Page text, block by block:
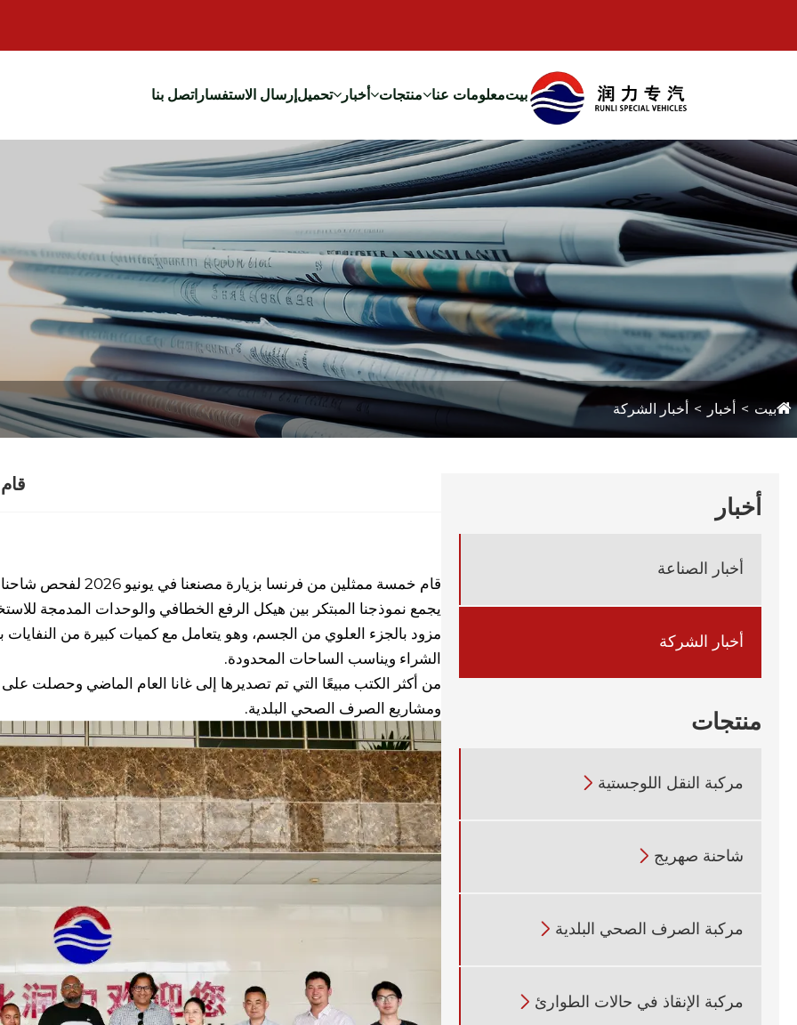
بيتمعلومات عنا منتجات أخبار تحميلإرسال الاستفسار اتصل بنا
بيت أخبار أخبار الشركة
أخبار
أخبار الصناعة
أخبار الشركة
منتجات
مركبة النقل اللوجستية 
شاحنة صهريج 
مركبة الصرف الصحي البلدية 
مركبة الإنقاذ في حالات الطوارئ 
قام خمسة ممثلين من فرنسا بزيارة مصنعنا في يونيو 2026 لفحص شاحنات القمامة المدمجة وأجزاء الجزء العلوي من الجسم.
يجمع نموذجنا المبتكر بين هيكل الرفع الخطافي والوحدات المدمجة
مزود بالجزء العلوي من الجسم، وهو يتعامل مع كميات كبيرة من
الشراء ويناسب الساحات المحدودة.
من أكثر الكتب مبيعًا التي تم تصديرها إلى غانا العام الماضي وحصلت
ومشاريع الصرف الصحي البلدية.